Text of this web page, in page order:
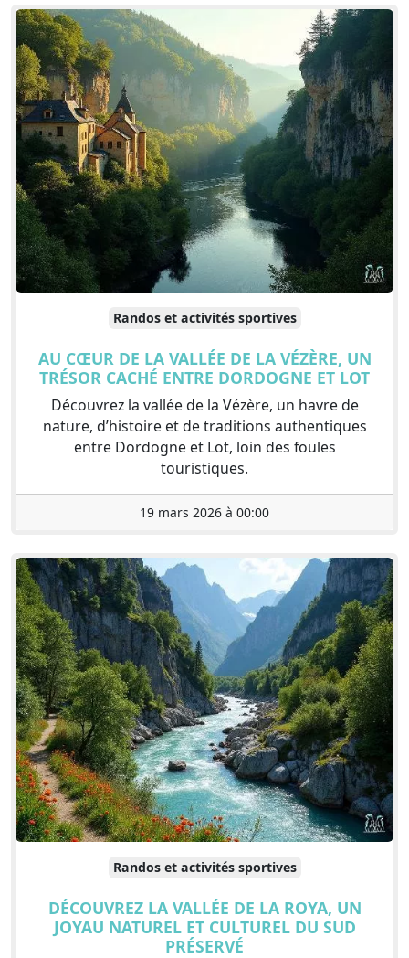
Randos et activités sportives
AU CŒUR DE LA VALLÉE DE LA VÉZÈRE, UN
TRÉSOR CACHÉ ENTRE DORDOGNE ET LOT
Découvrez la vallée de la Vézère, un havre de
nature, d’histoire et de traditions authentiques
entre Dordogne et Lot, loin des foules
touristiques.
19 mars 2026 à 00:00
Randos et activités sportives
DÉCOUVREZ LA VALLÉE DE LA ROYA, UN
JOYAU NATUREL ET CULTUREL DU SUD
PRÉSERVÉ